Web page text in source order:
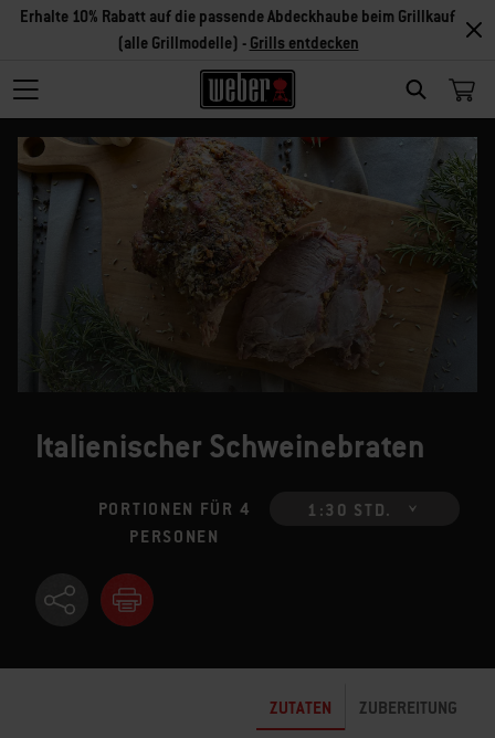
SEARCH
Erhalte 10% Rabatt auf die passende Abdeckhaube beim Grillkauf
(alle Grillmodelle) - Grills entdecken
Italienischer Schweinebraten
PORTIONEN FÜR 4
PERSONEN
1:30 STD.
ZUTATEN ZUBEREITUNG